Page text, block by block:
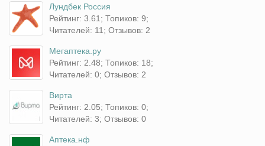
Лундбек Россия
Рейтинг: 3.61; Топиков: 9;
Читателей: 11; Отзывов: 2
Мегаптека.ру
Рейтинг: 2.48; Топиков: 18;
Читателей: 0; Отзывов: 2
Вирта
Рейтинг: 2.05; Топиков: 0;
Читателей: 3; Отзывов: 0
Аптека.нф